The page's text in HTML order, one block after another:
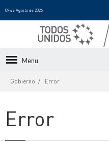
09 de Agosto de 2026
Menu
Gobierno Error
Error